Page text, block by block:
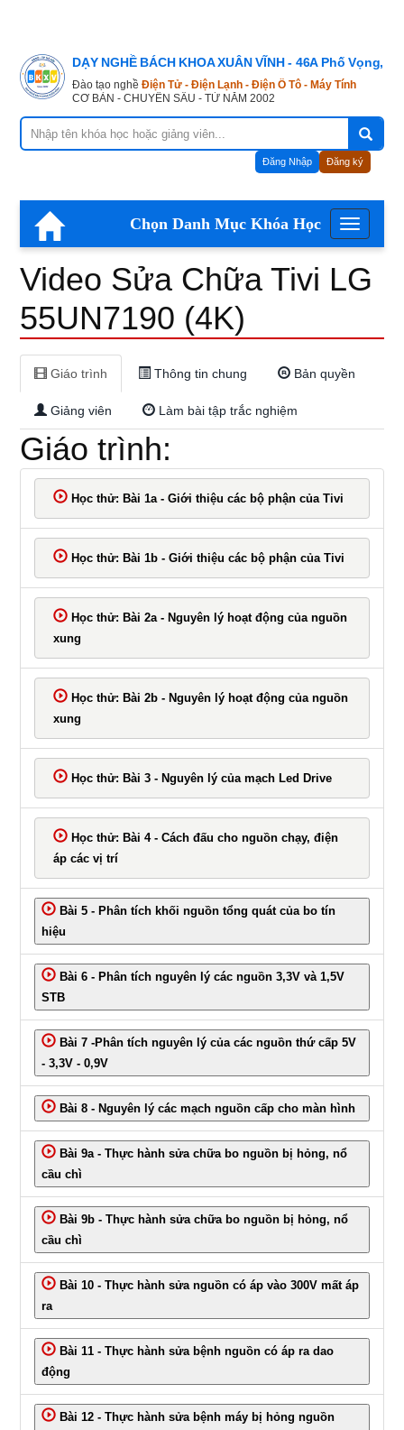
S&#7917;a
Ch&#7919;a
Tivi
LG
55UN7190
(4K)
DẠY NGHỀ BÁCH KHOA XUÂN VĨNH - 46A Phố Vọng,
Đào tạo nghề Điện Tử - Điện Lạnh - Điện Ô Tô - Máy Tính
CƠ BẢN - CHUYÊN SÂU - TỪ NĂM 2002
Đăng Nhập Đăng ký
Menu
Chọn Danh Mục Khóa Học
Video Sửa Chữa Tivi LG
55UN7190 (4K)
Giáo trình Thông tin chung Bản quyền
Giảng viên Làm bài tập trắc nghiệm
Giáo trình:
Học thử: Bài 1a - Giới thiệu các bộ phận của Tivi
Học thử: Bài 1b - Giới thiệu các bộ phận của Tivi
Học thử: Bài 2a - Nguyên lý hoạt động của nguồn
xung
Học thử: Bài 2b - Nguyên lý hoạt động của nguồn
xung
Học thử: Bài 3 - Nguyên lý của mạch Led Drive
Học thử: Bài 4 - Cách đấu cho nguồn chạy, điện
áp các vị trí
Bài 5 - Phân tích khối nguồn tổng quát của bo tín
hiệu
Bài 6 - Phân tích nguyên lý các nguồn 3,3V và 1,5V
STB
Bài 7 -Phân tích nguyên lý của các nguồn thứ cấp 5V
- 3,3V - 0,9V
Bài 8 - Nguyên lý các mạch nguồn cấp cho màn hình
Bài 9a - Thực hành sửa chữa bo nguồn bị hỏng, nổ
cầu chì
Bài 9b - Thực hành sửa chữa bo nguồn bị hỏng, nổ
cầu chì
Bài 10 - Thực hành sửa nguồn có áp vào 300V mất áp
ra
Bài 11 - Thực hành sửa bệnh nguồn có áp ra dao
động
Bài 12 - Thực hành sửa bệnh máy bị hỏng nguồn